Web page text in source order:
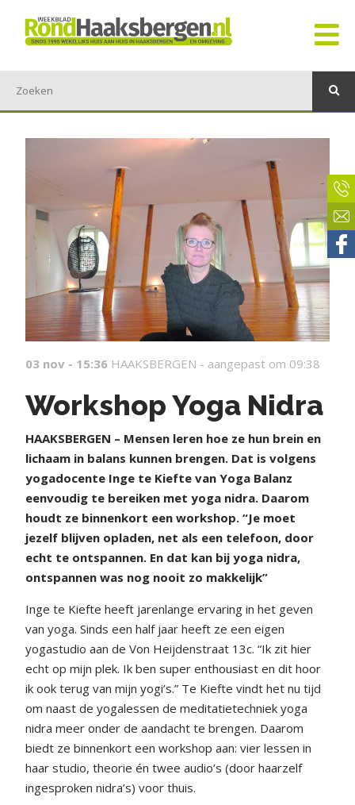
03 nov - 15:36 HAAKSBERGEN - aangepast om 09:38
Workshop Yoga Nidra
HAAKSBERGEN – Mensen leren hoe ze hun brein en
lichaam in balans kunnen brengen. Dat is volgens
yogadocente Inge te Kiefte van Yoga Balanz
eenvoudig te bereiken met yoga nidra. Daarom
houdt ze binnenkort een workshop. “Je moet
jezelf blijven opladen, net als een telefoon, door
echt te ontspannen. En dat kan bij yoga nidra,
ontspannen was nog nooit zo makkelijk”
Inge te Kiefte heeft jarenlange ervaring in het geven
van yoga. Sinds een half jaar heeft ze een eigen
yogastudio aan de Von Heijdenstraat 13c. “Ik zit hier
echt op mijn plek. Ik ben super enthousiast en dit hoor
ik ook terug van mijn yogi’s.” Te Kiefte vindt het nu tijd
om naast de yogalessen de meditatietechniek yoga
nidra meer onder de aandacht te brengen. Daarom
biedt ze binnenkort een workshop aan: vier lessen in
haar studio, theorie én twee audio’s (door haarzelf
ingesproken nidra’s) voor thuis.